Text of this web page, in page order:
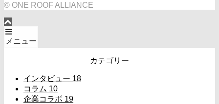
© ONE ROOF ALLIANCE
メニュー
カテゴリー
インタビュー 18
コラム 10
企業コラボ 19